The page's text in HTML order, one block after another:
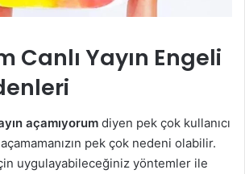
Canlı Yayın Engeli
açamıyorum diyen pek çok kullanıcı
açamamanızın pek çok nedeni olabilir.
uygulayabileceğiniz yöntemler ile